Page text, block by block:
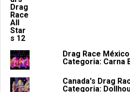
Drag Race México
Categoria: Carna
Canada's Drag
Categoria: